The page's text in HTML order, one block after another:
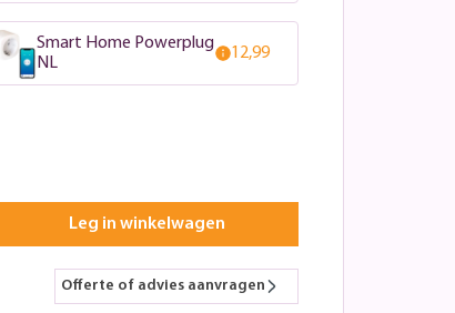
Smart Home Powerplug
NL
12,99
Leg in winkelwagen
Offerte of advies aanvragen